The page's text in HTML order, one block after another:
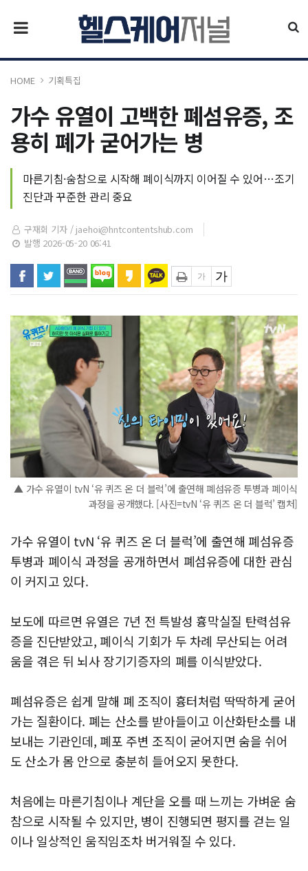
HOME 기획특집
가수 유열이 고백한 폐섬유증, 조
용히 폐가 굳어가는 병
마른기침·숨참으로 시작해 폐이식까지 이어질 수 있어…조기
진단과 꾸준한 관리 중요
구재회 기자 / jaehoi@hntcontentshub.com
발행 2026-05-20 06:41
▲ 가수 유열이 tvN ‘유 퀴즈 온 더 블럭’에 출연해 폐섬유증 투병과 폐이식
과정을 공개했다. [사진=tvN ‘유 퀴즈 온 더 블럭’ 캡처]
가수 유열이 tvN ‘유 퀴즈 온 더 블럭’에 출연해 폐섬유증
투병과 폐이식 과정을 공개하면서 폐섬유증에 대한 관심
이 커지고 있다.
보도에 따르면 유열은 7년 전 특발성 흉막실질 탄력섬유
증을 진단받았고, 폐이식 기회가 두 차례 무산되는 어려
움을 겪은 뒤 뇌사 장기기증자의 폐를 이식받았다.
폐섬유증은 쉽게 말해 폐 조직이 흉터처럼 딱딱하게 굳어
가는 질환이다. 폐는 산소를 받아들이고 이산화탄소를 내
보내는 기관인데, 폐포 주변 조직이 굳어지면 숨을 쉬어
도 산소가 몸 안으로 충분히 들어오지 못한다.
처음에는 마른기침이나 계단을 오를 때 느끼는 가벼운 숨
참으로 시작될 수 있지만, 병이 진행되면 평지를 걷는 일
이나 일상적인 움직임조차 버거워질 수 있다.